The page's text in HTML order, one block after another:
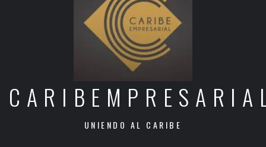
UNIENDO AL CARIBE